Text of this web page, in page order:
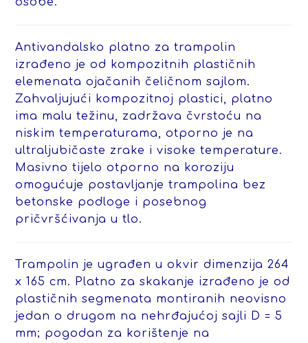
Antivandalsko platno za trampolin
izrađeno je od kompozitnih plastičnih
elemenata ojačanih čeličnom sajlom.
Zahvaljujući kompozitnoj plastici, platno
ima malu težinu, zadržava čvrstoću na
niskim temperaturama, otporno je na
ultraljubičaste zrake i visoke temperature.
Masivno tijelo otporno na koroziju
omogućuje postavljanje trampolina bez
betonske podloge i posebnog
pričvršćivanja u tlo.
Trampolin je ugrađen u okvir dimenzija 264
x 165 cm. Platno za skakanje izrađeno je od
plastičnih segmenata montiranih neovisno
jedan o drugom na nehrđajućoj sajli D = 5
mm; pogodan za korištenje na